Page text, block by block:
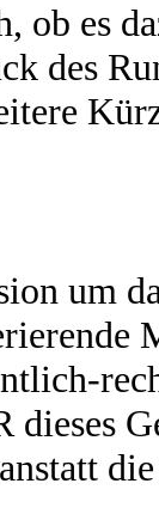
ob es
des
um
dieses